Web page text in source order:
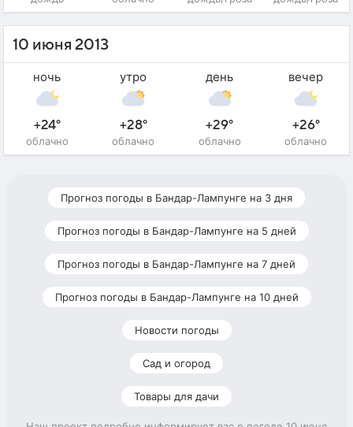
10 июня 2013
ночь
+24°
облачно
утро
+28°
облачно
день
+29°
облачно
вечер
+26°
облачно
Прогноз погоды в Бандар-Лампунге на 3 дня
Прогноз погоды в Бандар-Лампунге на 5 дней
Прогноз погоды в Бандар-Лампунге на 7 дней
Прогноз погоды в Бандар-Лампунге на 10 дней
Новости погоды
Сад и огород
Товары для дачи